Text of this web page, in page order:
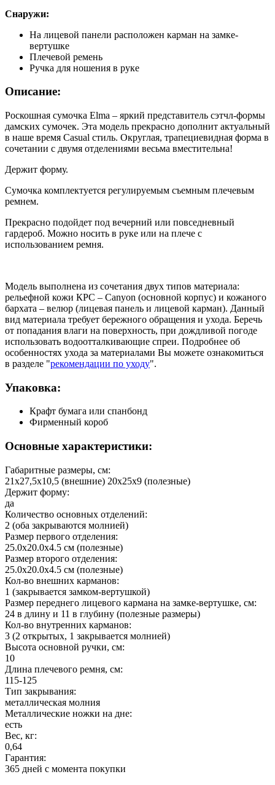
Снаружи:
На лицевой панели расположен карман на замке-
вертушке
Плечевой ремень
Ручка для ношения в руке
Описание:
Роскошная сумочка Elma – яркий представитель сэтчл-формы
дамских сумочек. Эта модель прекрасно дополнит актуальный
в наше время Casual стиль. Округлая, трапециевидная форма в
сочетании с двумя отделениями весьма вместительна!
Держит форму.
Сумочка комплектуется регулируемым съемным плечевым
ремнем.
Прекрасно подойдет под вечерний или повседневный
гардероб. Можно носить в руке или на плече с
использованием ремня.
Модель выполнена из сочетания двух типов материала:
рельефной кожи КРС – Canyon (основной корпус) и кожаного
бархата – велюр (лицевая панель и лицевой карман). Данный
вид материала требует бережного обращения и ухода. Беречь
от попадания влаги на поверхность, при дождливой погоде
использовать водоотталкивающие спреи. Подробнее об
особенностях ухода за материалами Вы можете ознакомиться
в разделе "рекомендации по уходу".
Упаковка:
Крафт бумага или спанбонд
Фирменный короб
Основные характеристики:
Габаритные размеры, см:
21х27,5х10,5 (внешние) 20х25х9 (полезные)
Держит форму:
да
Количество основных отделений:
2 (оба закрываются молнией)
Размер первого отделения:
25.0х20.0х4.5 см (полезные)
Размер второго отделения:
25.0х20.0х4.5 см (полезные)
Кол-во внешних карманов:
1 (закрывается замком-вертушкой)
Размер переднего лицевого кармана на замке-вертушке, см:
24 в длину и 11 в глубину (полезные размеры)
Кол-во внутренних карманов:
3 (2 открытых, 1 закрывается молнией)
Высота основной ручки, см:
10
Длина плечевого ремня, см:
115-125
Тип закрывания:
металлическая молния
Металлические ножки на дне:
есть
Вес, кг:
0,64
Гарантия:
365 дней c момента покупки